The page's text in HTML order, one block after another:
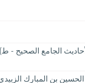
الجامع الصحيح